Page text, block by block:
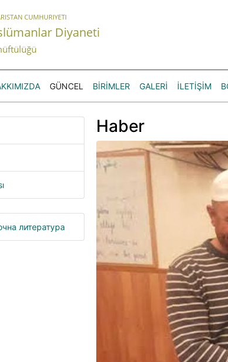
CUMHURIYETI
Diyaneti
GÜNCEL BİRİMLER GALERİ İLETİŞİM
литература
Haber